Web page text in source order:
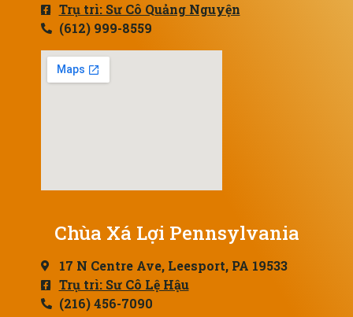
Trụ trì: Sư Cô Quảng Nguyện
(612) 999-8559
Chùa Xá Lợi Pennsylvania
17 N Centre Ave, Leesport, PA 19533
Trụ trì: Sư Cô Lệ Hậu
(216) 456-7090